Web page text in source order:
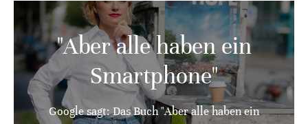
"Aber alle haben ein
Smartphone"
Google sagt: Das Buch "Aber alle haben ein